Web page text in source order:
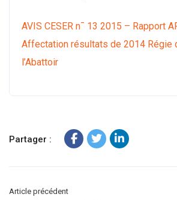
AVIS CESER n¯ 13 2015 – Rapport
Affectation résultats de 2014 Régie
l’Abattoir
Partager :
Article précédent